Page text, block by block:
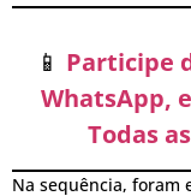
📱 Participe
WhatsApp,
Todas
Na sequência, foram